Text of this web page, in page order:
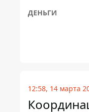
ДЕНЬГИ
12:58, 14 марта